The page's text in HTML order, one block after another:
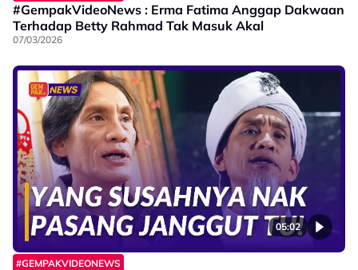
#GempakVideoNews : Erma Fatima Anggap Dakwaan
Terhadap Betty Rahmad Tak Masuk Akal
07/03/2026
05:02
#GEMPAKVIDEONEWS